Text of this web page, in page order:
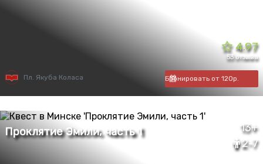
4.97
53 отзыва
Пл. Якуба Коласа Бронировать от 120р.
13+
2-7